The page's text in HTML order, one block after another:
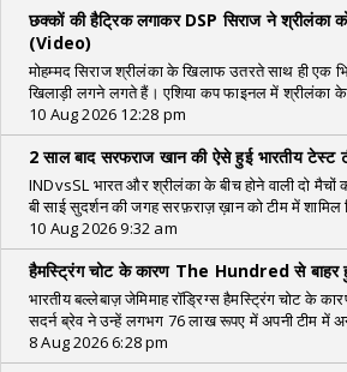
छक्कों की हैट्रिक लगाकर DSP सिराज ने श्रीलंका
(Video)
मोहम्मद सिराज श्रीलंका के खिलाफ उतरते साथ ही एक
खिलाड़ी लगने लगते हैं। एशिया कप फाइनल में श्रीलंका
10 Aug 2026 12:28 pm
2 साल बाद सरफराज खान की ऐसे हुई भारतीय टेस्ट
INDvsSL भारत और श्रीलंका के बीच होने वाली दो मैचों
बी साई सुदर्शन की जगह सरफ़राज़ ख़ान को टीम में शामिल
10 Aug 2026 9:32 am
हैमस्ट्रिंग चोट के कारण The Hundred से बाहर
भारतीय बल्लेबाज़ जेमिमाह रॉड्रिग्स हैमस्ट्रिंग चोट के
सदर्न ब्रेव ने उन्हें लगभग 76 लाख रूपए में अपनी टीम में
8 Aug 2026 6:28 pm